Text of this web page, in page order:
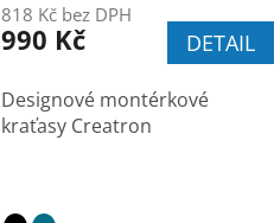
818 Kč bez DPH
990 Kč DETAIL
Designové montérkové
kraťasy Creatron